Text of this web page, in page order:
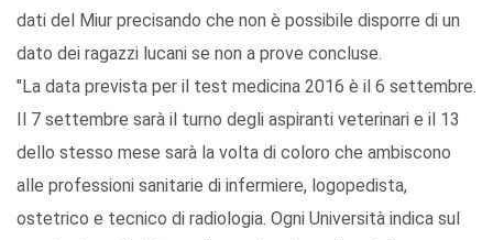
dati del Miur precisando che non è possibile disporre di un
dato dei ragazzi lucani se non a prove concluse.
"La data prevista per il test medicina 2016 è il 6 settembre.
Il 7 settembre sarà il turno degli aspiranti veterinari e il 13
dello stesso mese sarà la volta di coloro che ambiscono
alle professioni sanitarie di infermiere, logopedista,
ostetrico e tecnico di radiologia. Ogni Università indica sul